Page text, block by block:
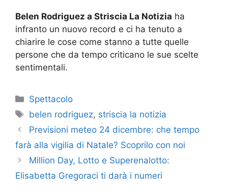
Belen Rodriguez a Striscia La Notizia ha
infranto un nuovo record e ci ha tenuto a
chiarire le cose come stanno a tutte quelle
persone che da tempo criticano le sue scelte
sentimentali.
Categorie
Spettacolo
Tag
belen rodriguez, striscia la notizia
Previsioni meteo 24 dicembre: che tempo
farà alla vigilia di Natale? Scoprilo con noi
Million Day, Lotto e Superenalotto:
Elisabetta Gregoraci ti darà i numeri